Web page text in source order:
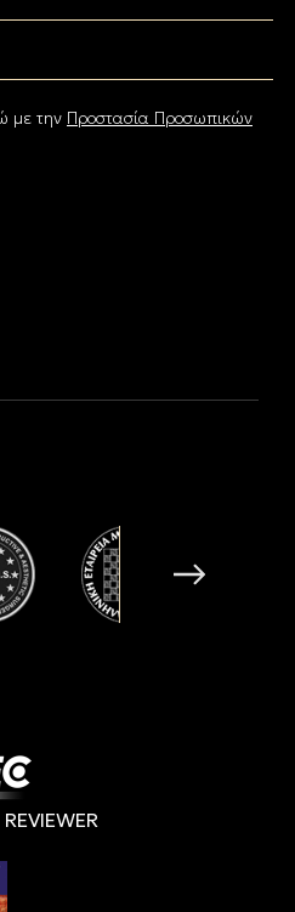
με την Προστασία Προσωπικών